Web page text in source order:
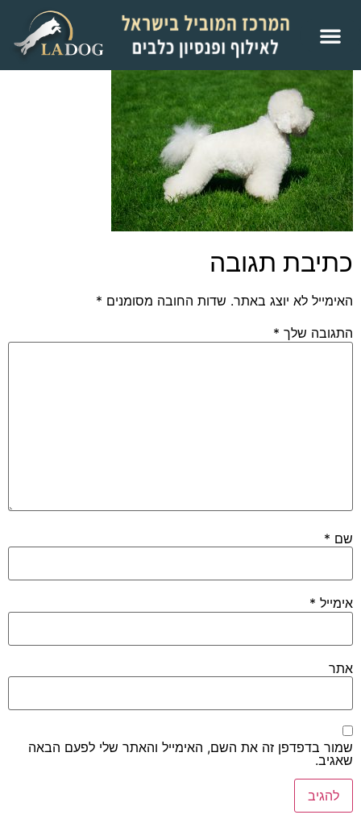
כתיבת תגובה
האימייל לא יוצג באתר. שדות החובה מסומנים *
התגובה שלך *
שם *
אימייל *
אתר
שמור בדפדפן זה את השם, האימייל והאתר שלי לפעם הבאה
שאגיב.